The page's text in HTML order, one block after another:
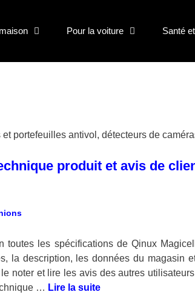
Pour la voiture Santé
portefeuilles antivol, détecteurs de
produit et avis de
toutes les spécifications de Qinux
la description, les données du magasin
noter et lire les avis des autres
… Lire la suite